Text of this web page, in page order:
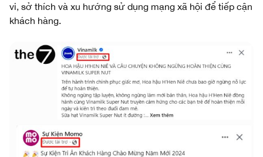
vi, sở thích và xu hướng sử dụng mạng xã hội để tiếp cận
khách hàng.